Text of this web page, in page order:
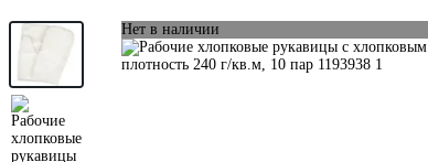
Нет в наличии